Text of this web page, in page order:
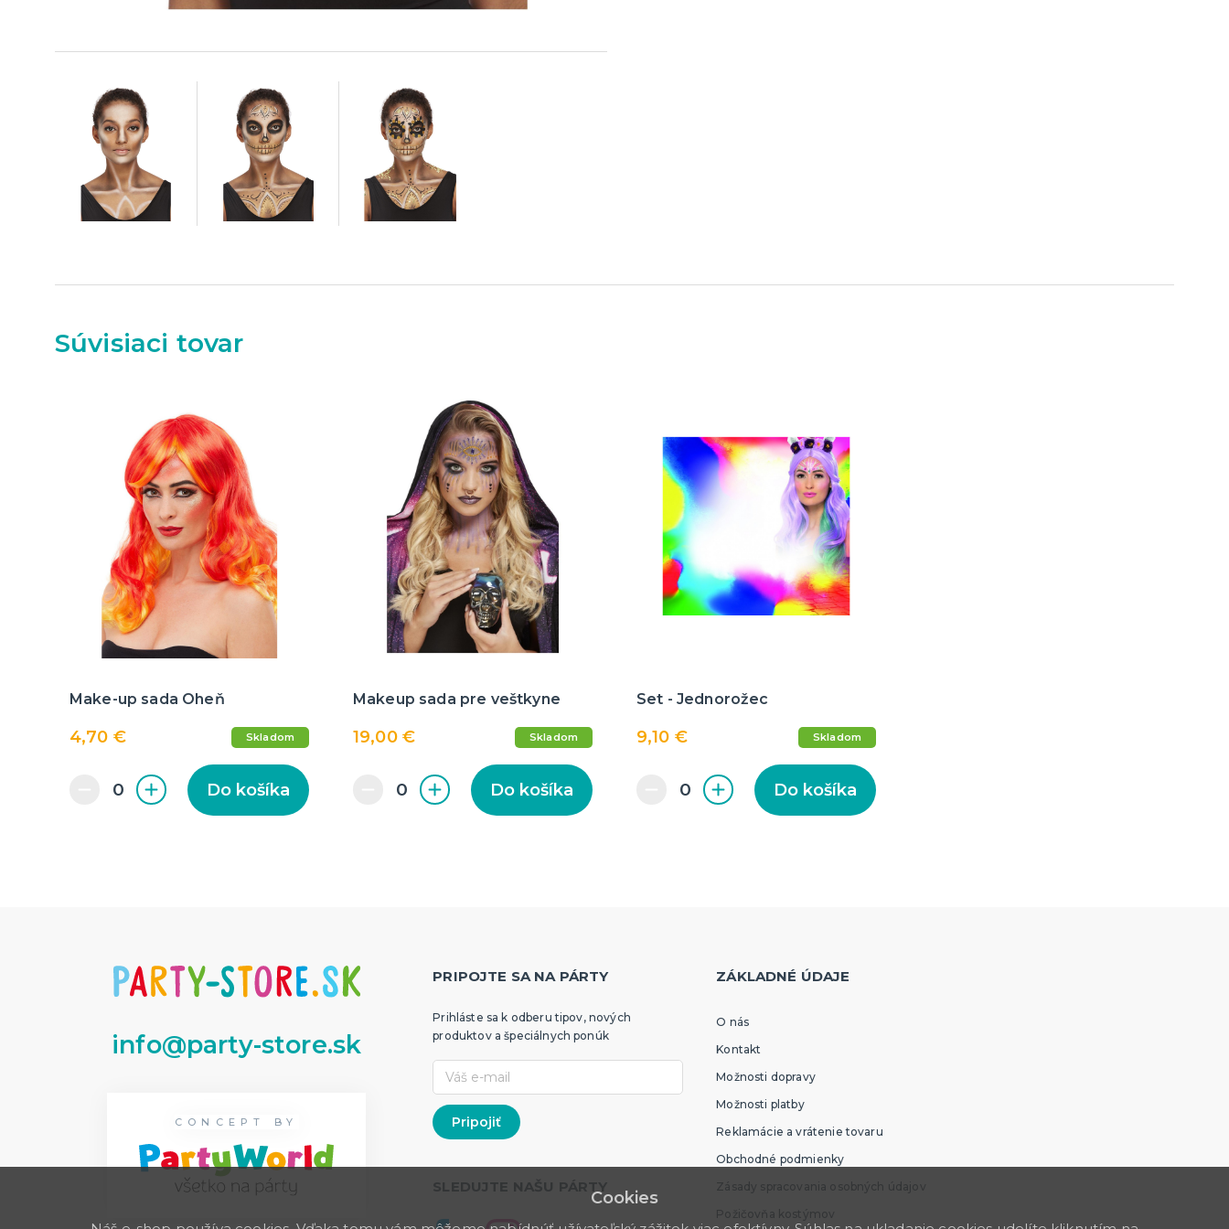
Súvisiaci tovar
Make-up sada Oheň
4,70 € Skladom
Do košíka
Makeup sada pre veštkyne
19,00 € Skladom
Do košíka
Set - Jednorožec
9,10 € Skladom
Do košíka
info@party-store.sk
CONCEPT BY
PRIPOJTE SA NA PÁRTY
Prihláste sa k odberu tipov, nových
produktov a špeciálnych ponúk
SLEDUJTE NAŠU PÁRTY
ZÁKLADNÉ ÚDAJE
O nás
Kontakt
Možnosti dopravy
Možnosti platby
Reklamácie a vrátenie tovaru
Obchodné podmienky
Zásady spracovania osobných údajov
Požičovňa kostýmov
Cookies